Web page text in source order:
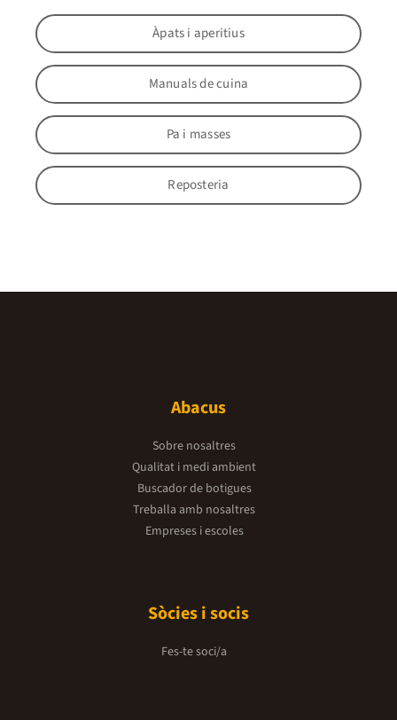
Àpats i aperitius
Manuals de cuina
Pa i masses
Reposteria
Abacus
Sobre nosaltres
Qualitat i medi ambient
Buscador de botigues
Treballa amb nosaltres
Empreses i escoles
Sòcies i socis
Fes-te soci/a